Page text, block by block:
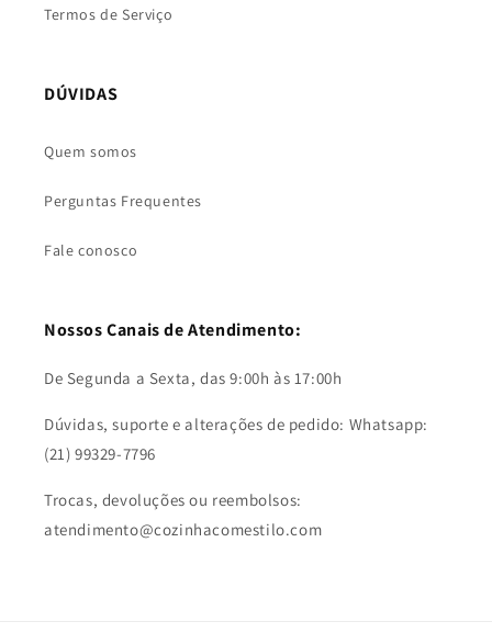
Termos de Serviço
DÚVIDAS
Quem somos
Perguntas Frequentes
Fale conosco
Nossos Canais de Atendimento:
De Segunda a Sexta, das 9:00h às 17:00h
Dúvidas, suporte e alterações de pedido: Whatsapp:
(21) 99329-7796
Trocas, devoluções ou reembolsos:
atendimento@cozinhacomestilo.com